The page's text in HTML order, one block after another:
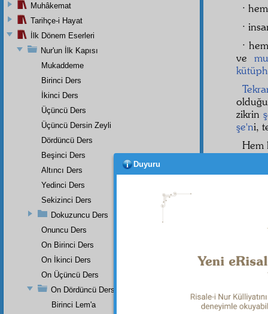
·
·
·
ve
zikrin
şe'ni,
Hem
Muhâkemat
Tarihçe-i Hayat
İlk Dönem Eserleri
Nur'un İlk Kapısı
Mukaddeme
Birinci Ders
İkinci Ders
Üçüncü Ders
Üçüncü Dersin Zeyli
Dördüncü Ders
Beşinci Ders
Altıncı Ders
Yedinci Ders
Sekizinci Ders
Dokuzuncu Ders
Onuncu Ders
On Birinci Ders
On İkinci Ders
On Üçüncü Ders
On Dördüncü Ders
Birinci Lem'a
Duyuru